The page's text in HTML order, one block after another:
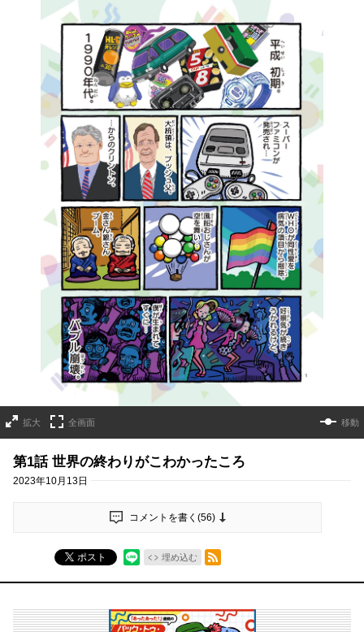
拡大 全画面 移動
第1話 世界の終わりがこわかったころ
2023年10月13日
コメントを書く(56)
ポスト 埋め込む
RSSフィード